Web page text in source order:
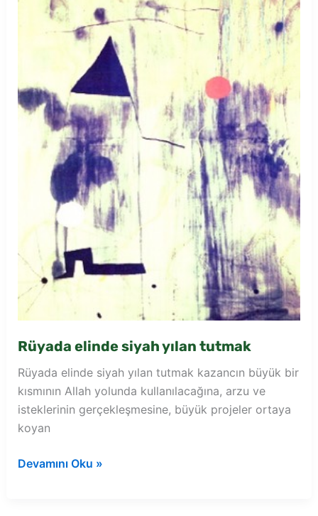
Rüyada elinde siyah yılan tutmak
Rüyada elinde siyah yılan tutmak kazancın büyük bir
kısmının Allah yolunda kullanılacağına, arzu ve
isteklerinin gerçekleşmesine, büyük projeler ortaya
koyan
Rüyada
Devamını Oku »